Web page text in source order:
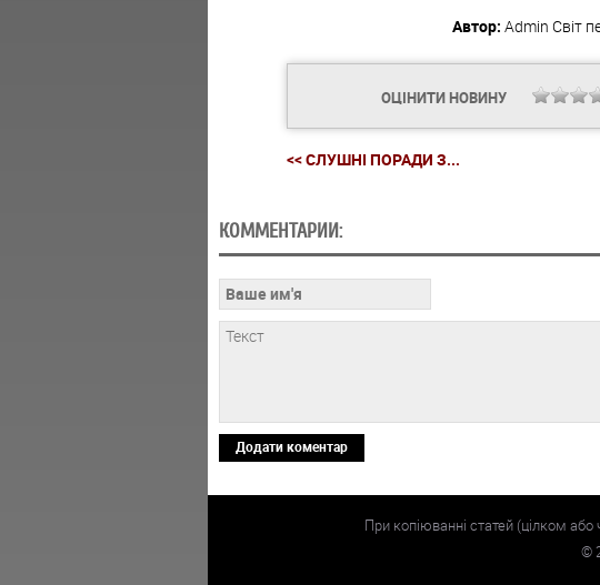
Автор: Admin Світ
ОЦІНИТИ НОВИНУ
<< СЛУШНІ ПОРАДИ З...
КОММЕНТАРИИ:
Додати коментар
При копіюванні статей (цілком
©